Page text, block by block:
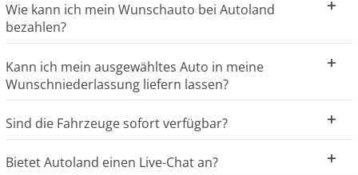
Wie kann ich mein Wunschauto bei Autoland
bezahlen?
Kann ich mein ausgewähltes Auto in meine
Wunschniederlassung liefern lassen?
Sind die Fahrzeuge sofort verfügbar?
Bietet Autoland einen Live-Chat an?